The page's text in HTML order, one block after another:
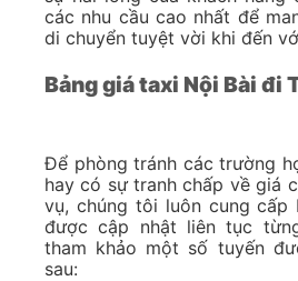
các nhu cầu cao nhất để
di chuyển tuyệt vời khi đến
Bảng giá taxi Nội Bài đi
Để phòng tránh các trường
hay có sự tranh chấp về giá
vụ, chúng tôi luôn cung cấp
được cập nhật liên tục
tham khảo một số tuyến
sau: